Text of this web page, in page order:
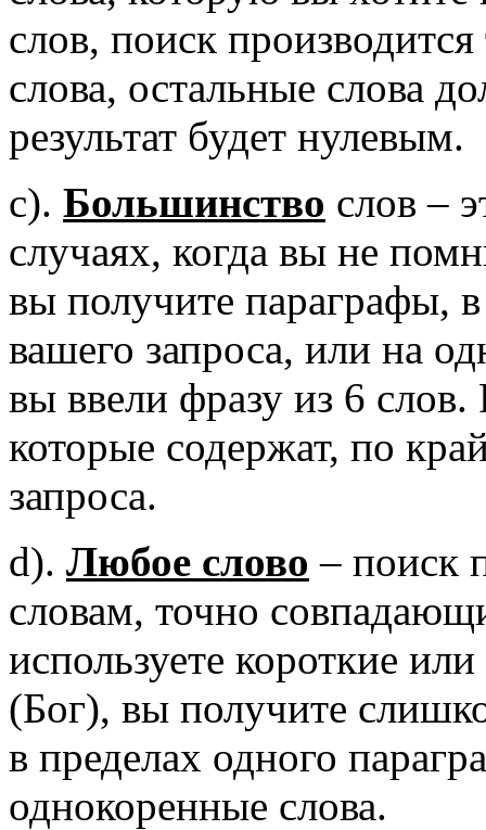
слов, поиск
слова, остальные слова
результат будет нулевым.
c). Большинство слов –
случаях, когда вы не
вы получите параграфы,
вашего запроса, или на
вы ввели фразу из 6 слов.
которые содержат, по
запроса.
d). Любое слово – поиск
словам, точно
используете короткие
(Бог), вы получите
в пределах одного
однокоренные слова.